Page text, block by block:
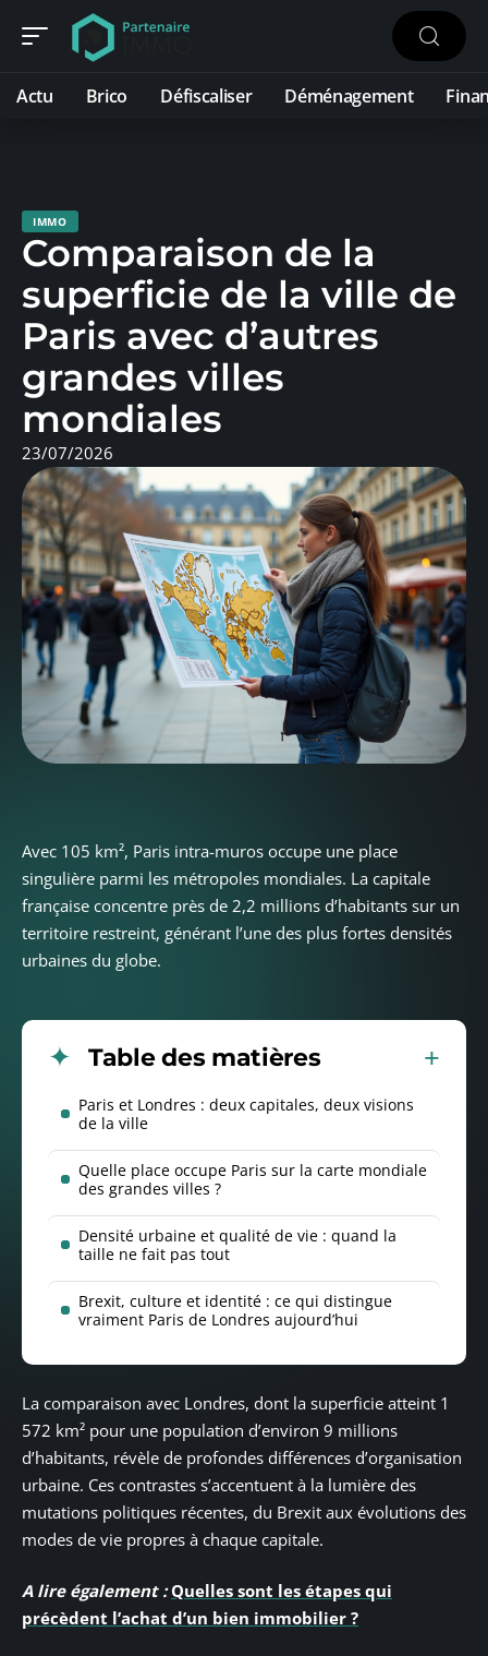
Actu Brico Défiscaliser Déménagement
IMMO
Comparaison de la
superficie de la ville de
Paris avec d’autres
grandes villes
mondiales
23/07/2026
Avec 105 km², Paris intra-muros occupe une place
singulière parmi les métropoles mondiales. La capitale
française concentre près de 2,2 millions d’habitants sur un
territoire restreint, générant l’une des plus fortes densités
urbaines du globe.
Table des matières
Paris et Londres : deux capitales, deux visions
de la ville
Quelle place occupe Paris sur la carte mondiale
des grandes villes ?
Densité urbaine et qualité de vie : quand la
taille ne fait pas tout
Brexit, culture et identité : ce qui distingue
vraiment Paris de Londres aujourd’hui
La comparaison avec Londres, dont la superficie atteint 1
572 km² pour une population d’environ 9 millions
d’habitants, révèle de profondes différences d’organisation
urbaine. Ces contrastes s’accentuent à la lumière des
mutations politiques récentes, du Brexit aux évolutions des
modes de vie propres à chaque capitale.
A lire également : Quelles sont les étapes qui
précèdent l’achat d’un bien immobilier ?